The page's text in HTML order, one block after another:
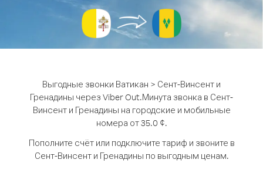
Выгодные звонки Ватикан > Сент-Винсент и
Гренадины через Viber Out.Минута звонка в Сент-
Винсент и Гренадины на городские и мобильные
номера от 35.0 ¢.
Пополните счёт или подключите тариф и звоните в
Сент-Винсент и Гренадины по выгодным ценам.